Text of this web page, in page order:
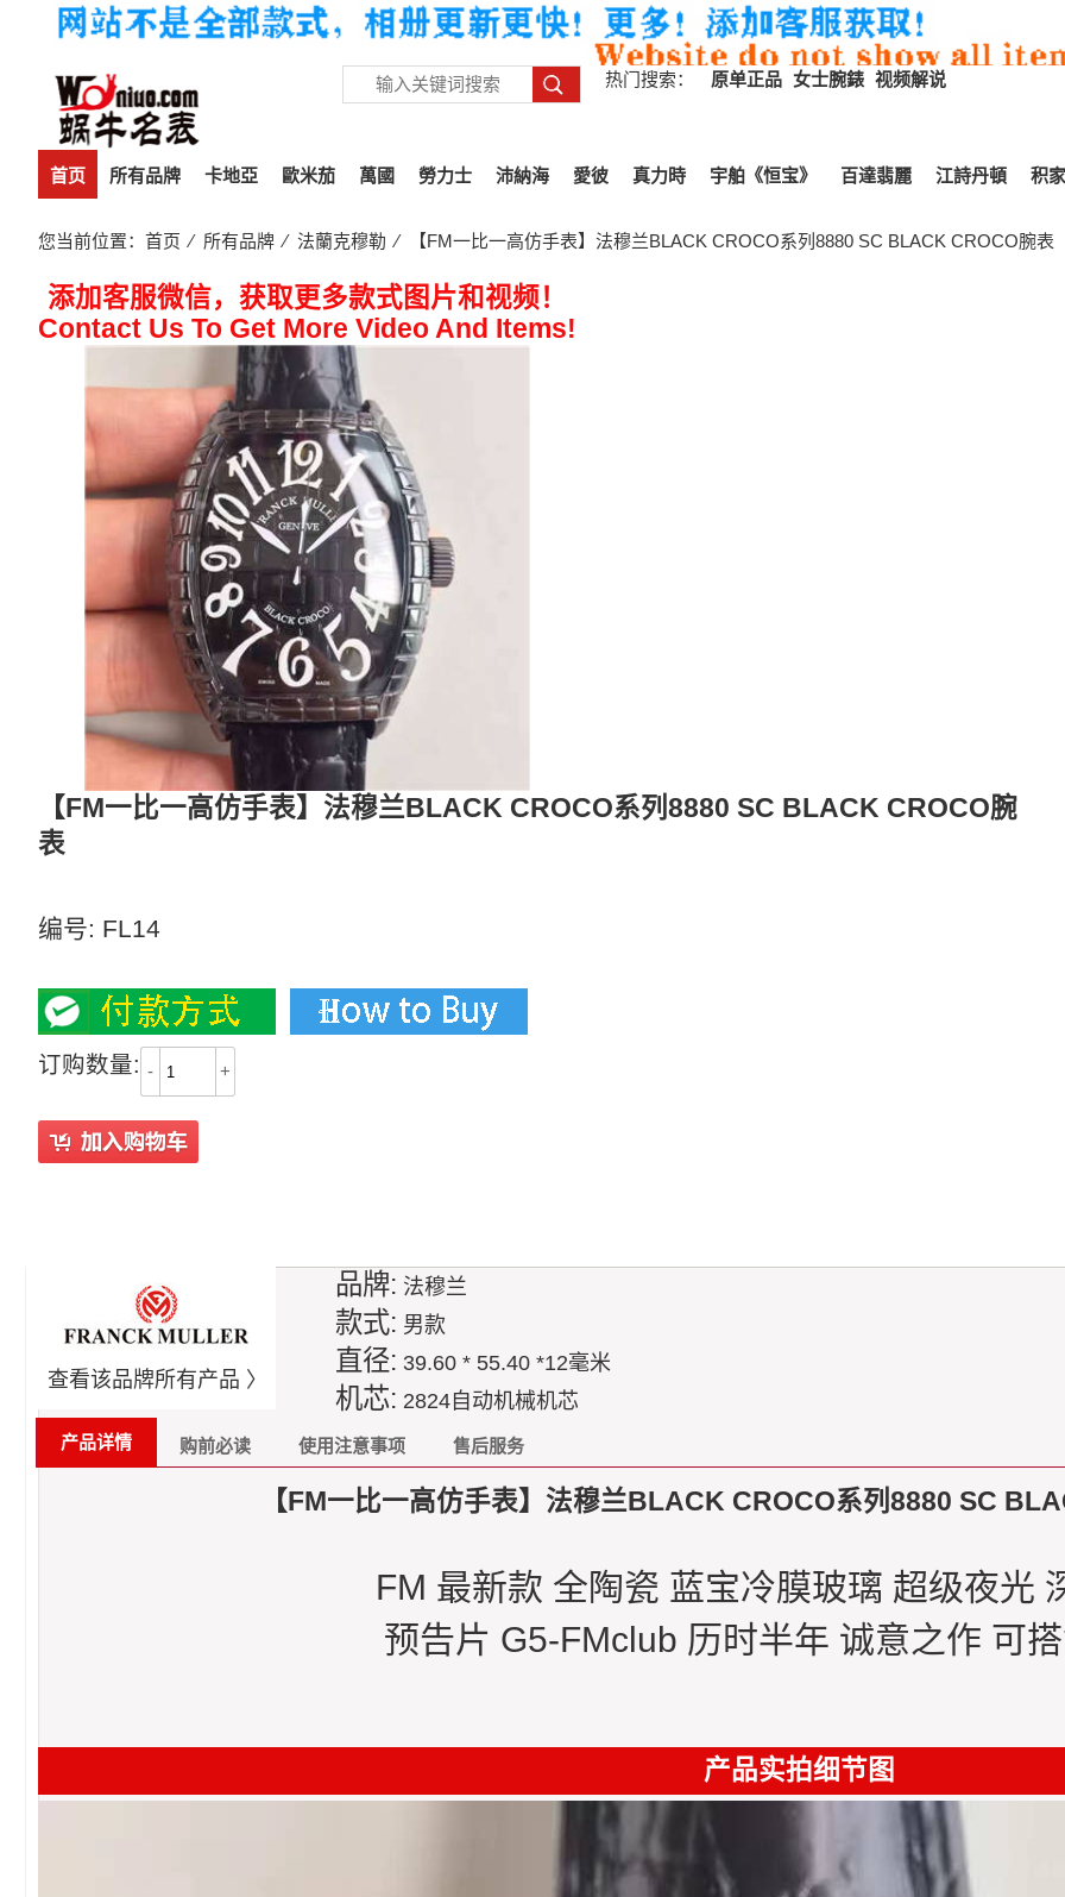
热门搜索： 原单正品 女士腕錶 视频解说
首页 所有品牌 卡地亞 歐米茄 萬國 勞力士 沛納海 愛彼 真力時 宇舶《恒宝》 百達翡麗 江詩丹頓 积家
您当前位置： 首页 ⁄ 所有品牌 ⁄ 法蘭克穆勒 ⁄ 【FM一比一高仿手表】法穆兰BLACK CROCO系列8880 SC BLACK CROCO腕表
添加客服微信，获取更多款式图片和视频！
Contact Us To Get More Video And Items!
【FM一比一高仿手表】法穆兰BLACK CROCO系列8880 SC BLACK CROCO腕
表
编号: FL14
订购数量: - +
查看该品牌所有产品 〉
品牌: 法穆兰
款式: 男款
直径: 39.60 * 55.40 *12毫米
机芯: 2824自动机械机芯
产品详情 购前必读 使用注意事项 售后服务
【FM一比一高仿手表】法穆兰BLACK CROCO系列8880 SC
FM 最新款 全陶瓷 蓝宝冷膜玻璃 超级夜光
预告片 G5-FMclub 历时半年 诚意之作 可
产品实拍细节图